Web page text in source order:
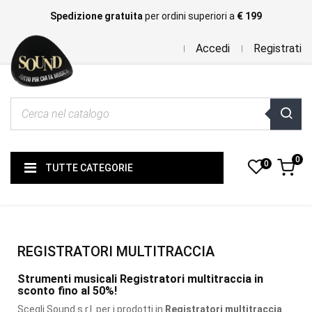
Spedizione gratuita per ordini superiori a € 199
Accedi Registrati
TUTTE CATEGORIE 0 0
REGISTRATORI MULTITRACCIA
Strumenti musicali Registratori multitraccia in
sconto fino al 50%!
Scegli Sound s.r.l. per i prodotti in Registratori multitraccia